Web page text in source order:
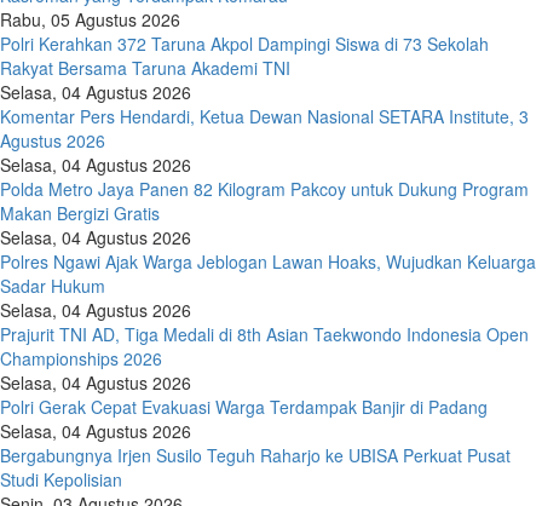
Rabu, 05 Agustus 2026
Polri Kerahkan 372 Taruna Akpol Dampingi Siswa di 73 Sekolah
Rakyat Bersama Taruna Akademi TNI
Selasa, 04 Agustus 2026
Komentar Pers Hendardi, Ketua Dewan Nasional SETARA Institute, 3
Agustus 2026
Selasa, 04 Agustus 2026
Polda Metro Jaya Panen 82 Kilogram Pakcoy untuk Dukung Program
Makan Bergizi Gratis
Selasa, 04 Agustus 2026
Polres Ngawi Ajak Warga Jeblogan Lawan Hoaks, Wujudkan Keluarga
Sadar Hukum
Selasa, 04 Agustus 2026
Prajurit TNI AD, Tiga Medali di 8th Asian Taekwondo Indonesia Open
Championships 2026
Selasa, 04 Agustus 2026
Polri Gerak Cepat Evakuasi Warga Terdampak Banjir di Padang
Selasa, 04 Agustus 2026
Bergabungnya Irjen Susilo Teguh Raharjo ke UBISA Perkuat Pusat
Studi Kepolisian